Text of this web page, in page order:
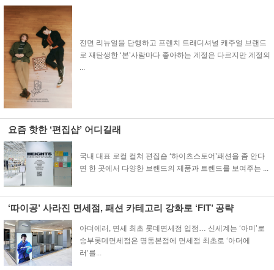
전면 리뉴얼을 단행하고 프렌치 트래디셔널 캐주얼 브랜드
로 재탄생한 ‘본’사람마다 좋아하는 계절은 다르지만 계절의
...
요즘 핫한 ‘편집샵’ 어디길래
국내 대표 로컬 컬쳐 편집숍 ‘하이츠스토어’패션을 좀 안다
면 한 곳에서 다양한 브랜드의 제품과 트렌드를 보여주는 ...
‘따이공’ 사라진 면세점, 패션 카테고리 강화로 ‘FIT’ 공략
아더에러, 면세 최초 롯데면세점 입점… 신세계는 ‘아미’로
승부롯데면세점은 명동본점에 면세점 최초로 ‘아더에
러’를...